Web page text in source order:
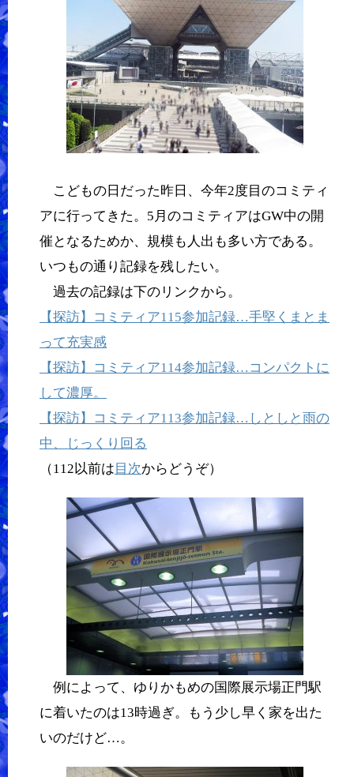
こどもの日だった昨日、今年2度目のコミティ
アに行ってきた。5月のコミティアはGW中の開
催となるためか、規模も人出も多い方である。
いつもの通り記録を残したい。
過去の記録は下のリンクから。
【探訪】コミティア115参加記録…手堅くまとま
って充実感
【探訪】コミティア114参加記録…コンパクトに
して濃厚。
【探訪】コミティア113参加記録…しとしと雨の
中、じっくり回る
（112以前は 目次からどうぞ）
例によって、ゆりかもめの国際展示場正門駅
に着いたのは13時過ぎ。もう少し早く家を出た
いのだけど…。